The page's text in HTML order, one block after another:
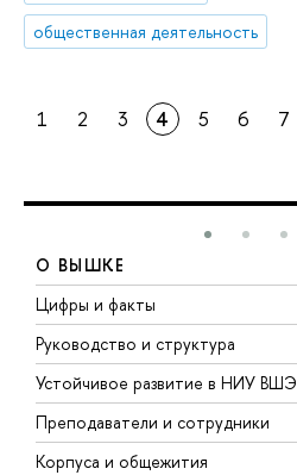
общественная деятельность
1 2 3 4 5 6 7
О ВЫШКЕ
Цифры и факты
Руководство и структура
Устойчивое развитие в НИУ ВШЭ
Преподаватели и сотрудники
Корпуса и общежития